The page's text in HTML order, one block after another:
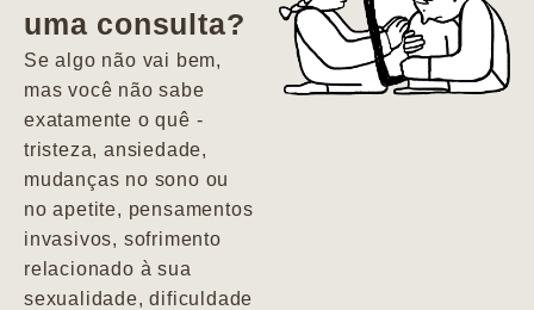
depressão e
agitação com
pensamentos
uma consulta?
Se algo não vai bem,
mas você não sabe
exatamente o quê -
tristeza, ansiedade,
mudanças no sono ou
no apetite, pensamentos
invasivos, sofrimento
relacionado à sua
sexualidade, dificuldade